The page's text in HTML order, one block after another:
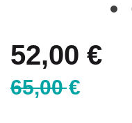
52,00 €
65,00 €